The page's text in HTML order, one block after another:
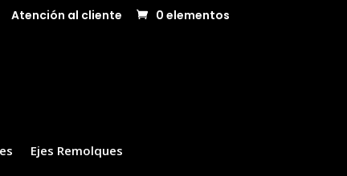
Atención al cliente 0 elementos
Ejes Remolques